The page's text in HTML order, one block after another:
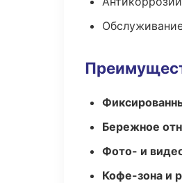
Бережное
Фото- и
Кофе-зона и